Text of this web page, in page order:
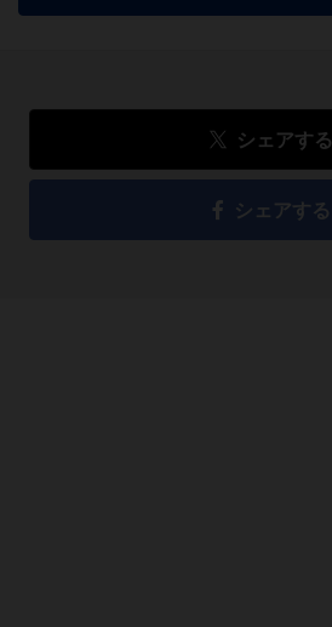
シェアする
シェアする